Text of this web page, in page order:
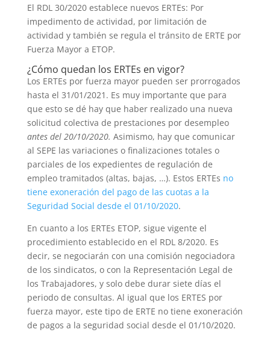
El RDL 30/2020 establece nuevos ERTEs: Por
impedimento de actividad, por limitación de
actividad y también se regula el tránsito de ERTE por
Fuerza Mayor a ETOP.
¿Cómo quedan los ERTEs en vigor?
Los ERTEs por fuerza mayor pueden ser prorrogados
hasta el 31/01/2021. Es muy importante que para
que esto se dé hay que haber realizado una nueva
solicitud colectiva de prestaciones por desempleo
antes del 20/10/2020. Asimismo, hay que comunicar
al SEPE las variaciones o finalizaciones totales o
parciales de los expedientes de regulación de
empleo tramitados (altas, bajas, …). Estos ERTEs no
tiene exoneración del pago de las cuotas a la
Seguridad Social desde el 01/10/2020.
En cuanto a los ERTEs ETOP, sigue vigente el
procedimiento establecido en el RDL 8/2020. Es
decir, se negociarán con una comisión negociadora
de los sindicatos, o con la Representación Legal de
los Trabajadores, y solo debe durar siete días el
periodo de consultas. Al igual que los ERTES por
fuerza mayor, este tipo de ERTE no tiene exoneración
de pagos a la seguridad social desde el 01/10/2020.